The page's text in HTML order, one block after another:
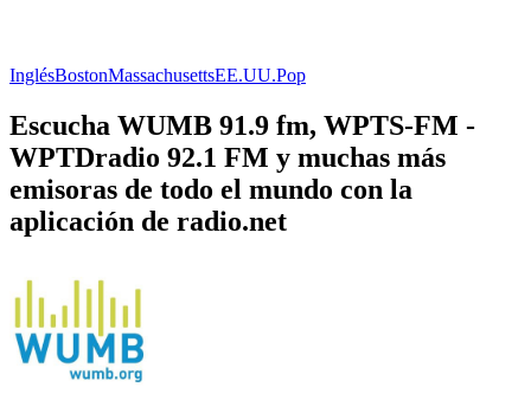
InglésBostonMassachusettsEE.UU.Pop
Escucha WUMB 91.9 fm, WPTS-FM -
WPTDradio 92.1 FM y muchas más
emisoras de todo el mundo con la
aplicación de radio.net